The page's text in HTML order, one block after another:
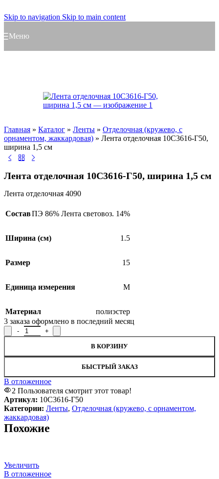
Skip to navigation Skip to main content
Меню
Главная » Каталог » Ленты » Отделочная (кружево, с
орнаментом, жаккардовая) » Лента отделочная 10С3616-Г50,
ширина 1,5 см
Лента отделочная 10С3616-Г50, ширина 1,5 см
Лента отделочная 4090
СоставПЭ 86% Лента световоз. 14%
Ширина (см) 1.5
Размер 15
Единица измерения М
Материал
полиэстер
3 заказа оформлено в последний месяц
В КОРЗИНУ
БЫСТРЫЙ ЗАКАЗ
В отложенное
2 Пользователя смотрит этот товар!
Артикул: 10С3616-Г50
Категории: Ленты, Отделочная (кружево, с орнаментом,
жаккардовая)
Похожие
Увеличить
В отложенное